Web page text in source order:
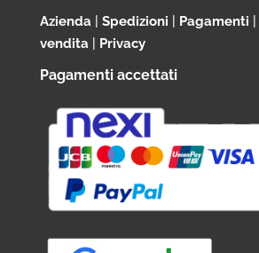
Azienda| Spedizioni Pagamenti
vendita| Privacy
Pagamenti accettati